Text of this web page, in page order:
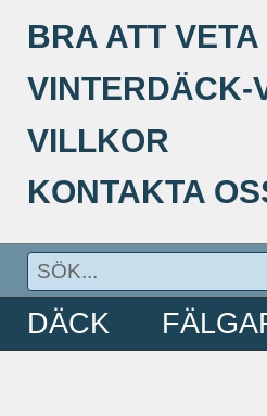
BRA ATT VETA
VINTERDÄCK-
VILLKOR
KONTAKTA
DÄCK